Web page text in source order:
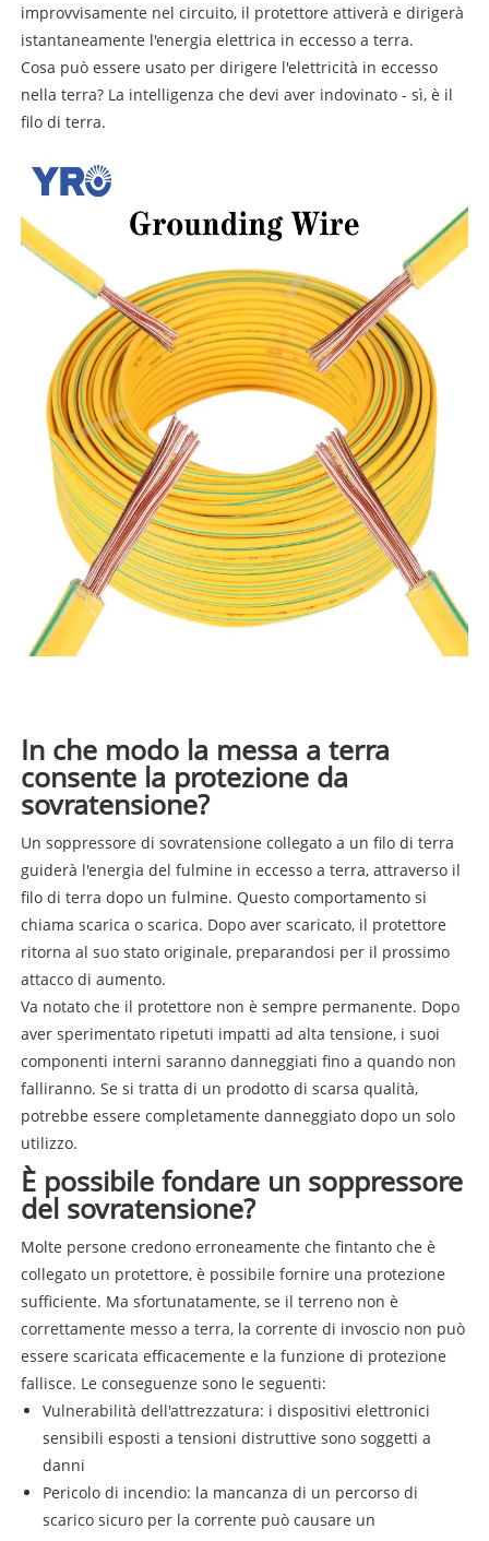
improvvisamente nel circuito, il protettore attiverà e dirigerà
istantaneamente l'energia elettrica in eccesso a terra.
Cosa può essere usato per dirigere l'elettricità in eccesso
nella terra? La intelligenza che devi aver indovinato - sì, è il
filo di terra.
In che modo la messa a terra
consente la protezione da
sovratensione?
Un soppressore di sovratensione collegato a un filo di terra
guiderà l'energia del fulmine in eccesso a terra, attraverso il
filo di terra dopo un fulmine. Questo comportamento si
chiama scarica o scarica. Dopo aver scaricato, il protettore
ritorna al suo stato originale, preparandosi per il prossimo
attacco di aumento.
Va notato che il protettore non è sempre permanente. Dopo
aver sperimentato ripetuti impatti ad alta tensione, i suoi
componenti interni saranno danneggiati fino a quando non
falliranno. Se si tratta di un prodotto di scarsa qualità,
potrebbe essere completamente danneggiato dopo un solo
utilizzo.
È possibile fondare un soppressore
del sovratensione?
Molte persone credono erroneamente che fintanto che è
collegato un protettore, è possibile fornire una protezione
sufficiente. Ma sfortunatamente, se il terreno non è
correttamente messo a terra, la corrente di invoscio non può
essere scaricata efficacemente e la funzione di protezione
fallisce. Le conseguenze sono le seguenti:
Vulnerabilità dell'attrezzatura: i dispositivi elettronici
sensibili esposti a tensioni distruttive sono soggetti a
danni
Pericolo di incendio: la mancanza di un percorso di
scarico sicuro per la corrente può causare un